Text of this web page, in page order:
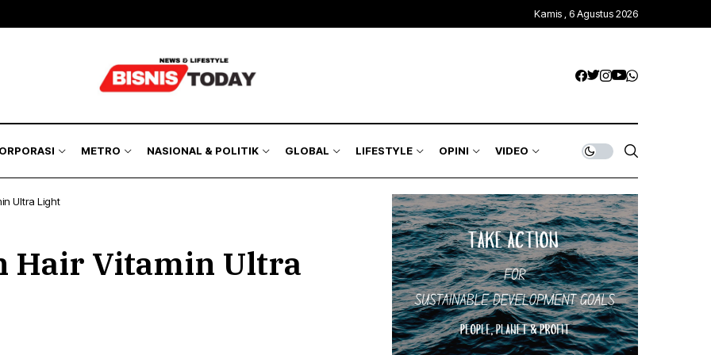
Kamis , 6 Agustus 2026
METRO NASIONAL & POLITIK GLOBAL LIFESTYLE OPINI VIDEO
Ultra Light
Hair Vitamin Ultra